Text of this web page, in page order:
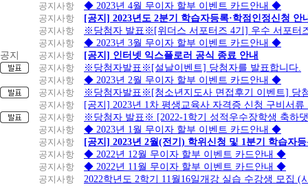
공지사항
◆ 2023년 4월 무이자 할부 이벤트 카드안내 ◆
공지사항
[공지] 2023년도 2분기 학습자등록·학점인정신청 안
공지사항
※당첨자 발표※[위더스 서포터즈 4기] 우수 서포터
공지사항
◆ 2023년 3월 무이자 할부 이벤트 카드안내 ◆
공지
공지사항
[공지] 인터넷 익스플로러 공식 종료 안내
공지사항
※당첨자발표※[설날이벤트] 당첨자를 발표합니다.
공지사항
◆ 2023년 2월 무이자 할부 이벤트 카드안내 ◆
공지사항
※당첨자발표※[청소년지도사 면접후기 이벤트] 당
공지사항
[공지] 2023년 1차 평생교육사 자격증 신청 구비서류
공지사항
※당첨자 발표※ [2022-1학기 성적우수장학생 축하
공지사항
◆ 2023년 1월 무이자 할부 이벤트 카드안내 ◆
공지사항
[공지] 2023년 2월(전기) 학위신청 및 1분기 학습자
공지사항
◆ 2022년 12월 무이자 할부 이벤트 카드안내 ◆
공지사항
◆ 2022년 11월 무이자 할부 이벤트 카드안내 ◆
공지사항
2022학년도 2학기 11월16일개강 실습 수강생 모집